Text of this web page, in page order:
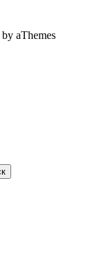
by aThemes